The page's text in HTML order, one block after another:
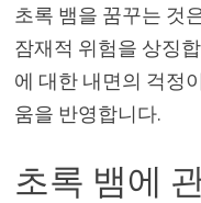
초록 뱀을 꿈꾸는 것
잠재적 위험을 상징
에 대한 내면의 걱정
움을 반영합니다.
초록 뱀에